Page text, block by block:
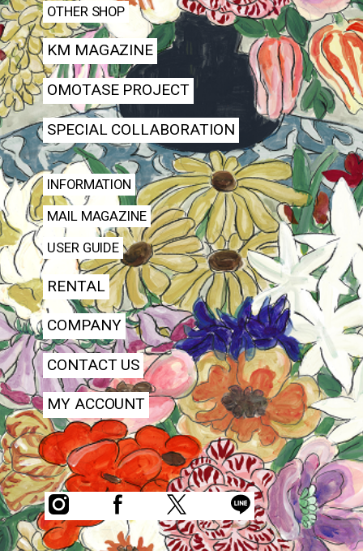
OTHER SHOP
KM MAGAZINE
OMOTASE PROJECT
SPECIAL COLLABORATION
INFORMATION
MAIL MAGAZINE
USER GUIDE
RENTAL
COMPANY
CONTACT US
MY ACCOUNT